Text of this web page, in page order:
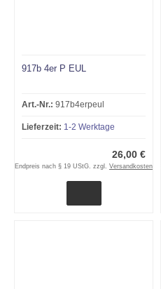
917b 4er P EUL
Art.-Nr.: 917b4erpeul
Lieferzeit: 1-2 Werktage
26,00 €
Endpreis nach § 19 UStG. zzgl. Versandkosten